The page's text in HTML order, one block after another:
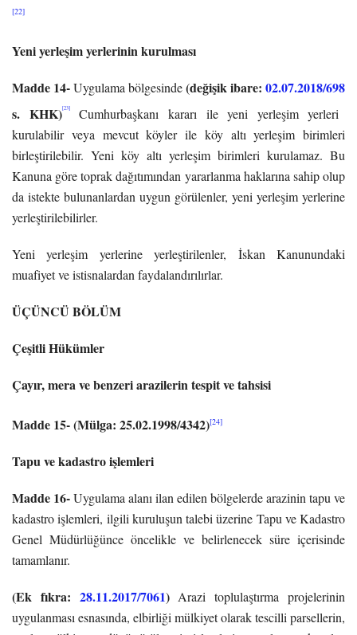
[22]
Yeni yerleşim yerlerinin kurulması
Madde 14-Uygulama bölgesinde(değişik ibare: 02.07.2018/698
s. KHK)[23]
Cumhurbaşkanı kararı ile yeni yerleşim yerleri
kurulabilir veya mevcut köyler ile köy altı yerleşim birimleri
birleştirilebilir. Yeni köy altı yerleşim birimleri kurulamaz. Bu
Kanuna göre toprak dağıtımından yararlanma haklarına sahip olup
da istekte bulunanlardan uygun görülenler, yeni yerleşim yerlerine
yerleştirilebilirler.
Yeni yerleşim yerlerine yerleştirilenler, İskan Kanunundaki
muafiyet ve istisnalardan faydalandırılırlar.
ÜÇÜNCÜ BÖLÜM
Çeşitli Hükümler
Çayır, mera ve benzeri arazilerin tespit ve tahsisi
Madde 15- (Mülga: 25.02.1998/4342)[24]
Tapu ve kadastro işlemleri
Madde 16-Uygulama alanı ilan edilen bölgelerde arazinin tapu ve
kadastro işlemleri, ilgili kuruluşun talebi üzerine Tapu ve Kadastro
Genel Müdürlüğünce öncelikle ve belirlenecek süre içerisinde
tamamlanır.
(Ek fıkra: 28.11.2017/7061)Arazi toplulaştırma projelerinin
uygulanması esnasında, elbirliği mülkiyet olarak tescilli parsellerin,